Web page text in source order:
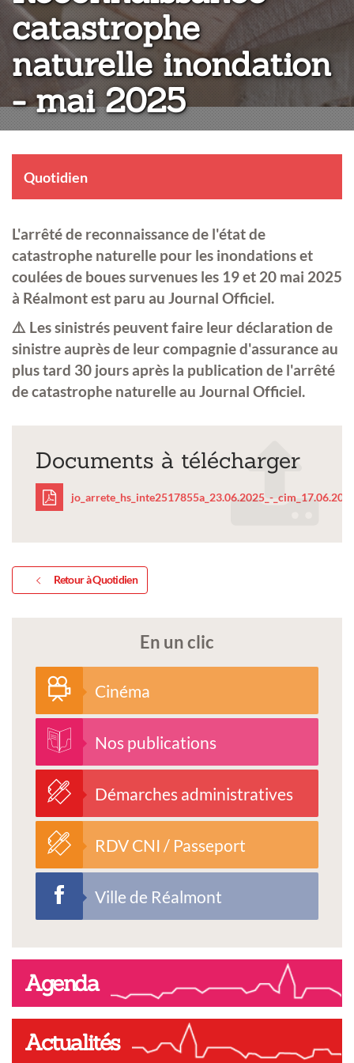
catastrophe
naturelle inondation
- mai 2025
Quotidien
L'arrêté de reconnaissance de l'état de
catastrophe naturelle pour les inondations et
coulées de boues survenues les 19 et 20 mai 2025
à Réalmont est paru au Journal Officiel.
⚠️ Les sinistrés peuvent faire leur déclaration de
sinistre auprès de leur compagnie d'assurance au
plus tard 30 jours après la publication de l'arrêté
de catastrophe naturelle au Journal Officiel.
Documents à télécharger
_cim_17.06.2025-
1.pdf
jo_arrete_hs_inte2517855a_23.06.2025_-
Retour à Quotidien
En un clic
Cinéma
Nos publications
Démarches administratives
RDV CNI / Passeport
Ville de Réalmont
Agenda
Actualités